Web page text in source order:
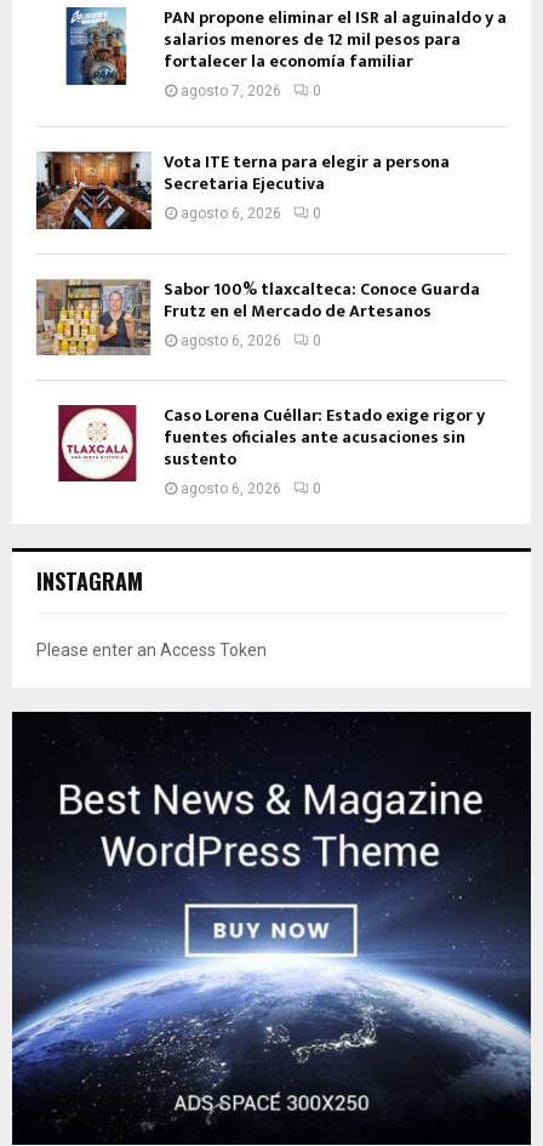
PAN propone eliminar el ISR al aguinaldo y a
salarios menores de 12 mil pesos para
fortalecer la economía familiar
agosto 7, 2026 0
Vota ITE terna para elegir a persona
Secretaria Ejecutiva
agosto 6, 2026 0
Sabor 100% tlaxcalteca: Conoce Guarda
Frutz en el Mercado de Artesanos
agosto 6, 2026 0
Caso Lorena Cuéllar: Estado exige rigor y
fuentes oficiales ante acusaciones sin
sustento
agosto 6, 2026 0
INSTAGRAM
Please enter an Access Token